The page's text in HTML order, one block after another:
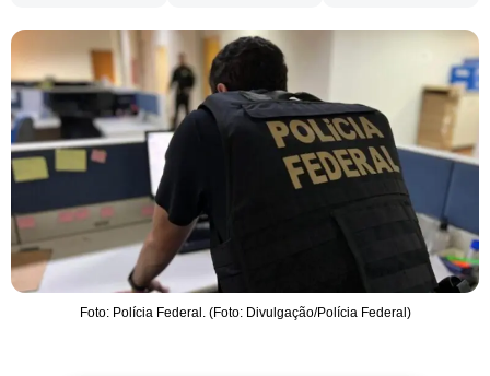
Foto: Polícia Federal. (Foto: Divulgação/Polícia Federal)